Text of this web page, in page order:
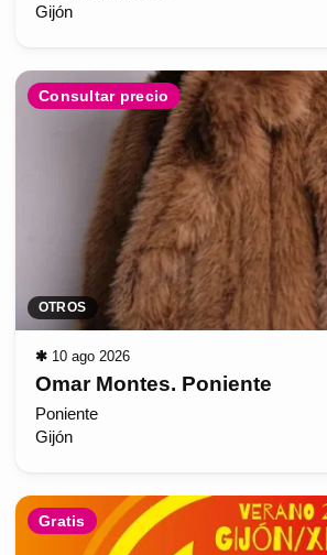
Gijón
Consultar precio
OTROS
✱ 10 ago 2026
Omar Montes. Poniente
Poniente
Gijón
Gratis